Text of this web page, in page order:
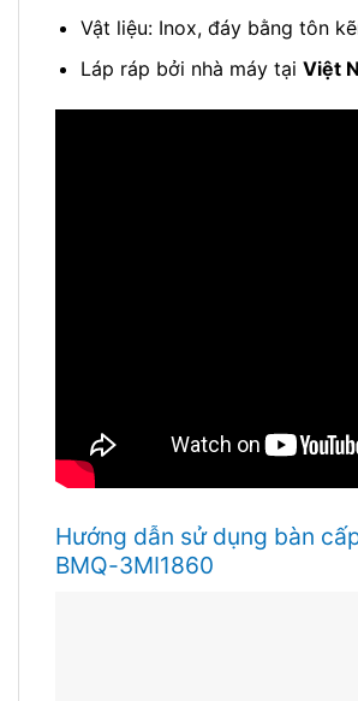
Vật liệu: Inox, đáy bằng tôn
Láp ráp bởi nhà máy tại Việt
Hướng dẫn sử dụng bàn
BMQ-3MI1860